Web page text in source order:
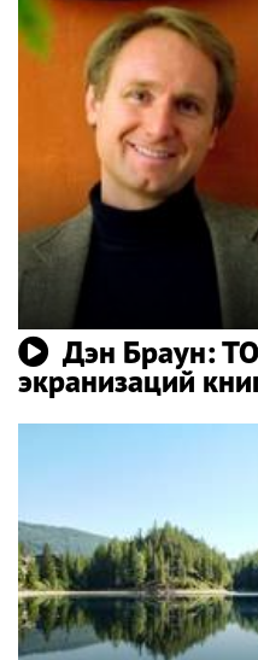
Дэн Браун:
экранизаций